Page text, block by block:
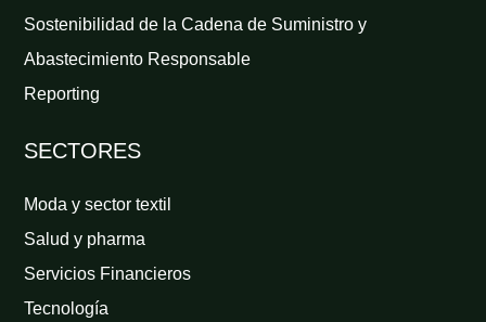
Sostenibilidad de la Cadena de Suministro y
Abastecimiento Responsable
Reporting
SECTORES
Moda y sector textil
Salud y pharma
Servicios Financieros
Tecnología